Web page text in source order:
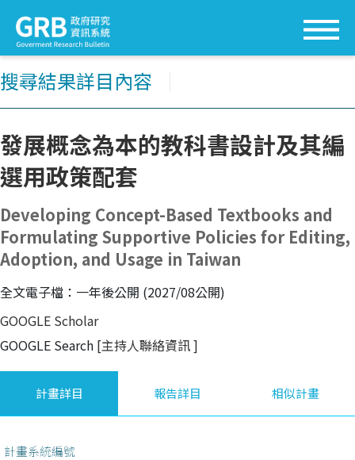
搜尋結果詳目內容
發展概念為本的教科書設計及其編
選用政策配套
Developing Concept-Based Textbooks and
Formulating Supportive Policies for Editing,
Adoption, and Usage in Taiwan
全文電子檔：一年後公開 (2027/08公開)
GOOGLE Scholar
GOOGLE Search [主持人聯絡資訊]
計畫詳目 報告詳目 相似計畫
計畫系統編號